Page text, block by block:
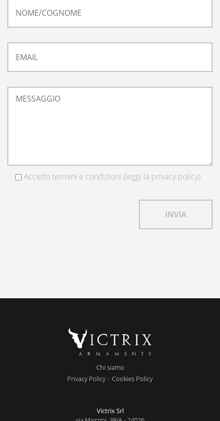
Accetto termini e condizioni (leggi la privacy policy)
Chi siamo
Privacy Policy - Cookies Policy
Victrix Srl